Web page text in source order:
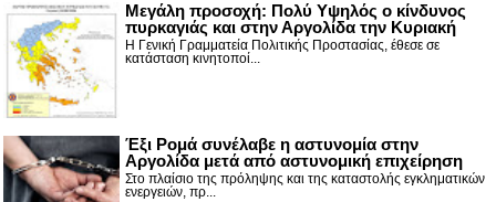
Μεγάλη προσοχή: Πολύ Υψηλός ο κίνδυνος
πυρκαγιάς και στην Αργολίδα την Κυριακή
Η Γενική Γραμματεία Πολιτικής Προστασίας, έθεσε σε
κατάσταση κινητοποί...
Έξι Ρομά συνέλαβε η αστυνομία στην
Αργολίδα μετά από αστυνομική επιχείρηση
Στο πλαίσιο της πρόληψης και της καταστολής εγκληματικών
ενεργειών, πρ...